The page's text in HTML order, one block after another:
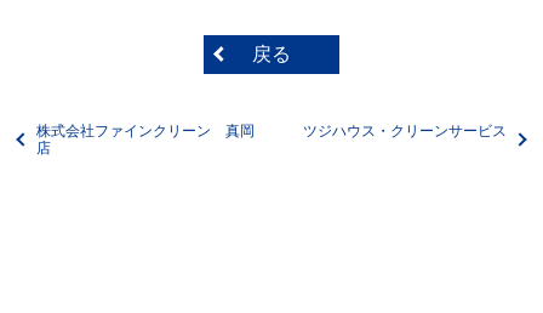
戻る
株式会社ファインクリーン 真岡
店
ツジハウス・クリーンサービス